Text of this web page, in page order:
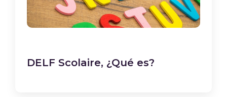
DELF Scolaire, ¿Qué es?